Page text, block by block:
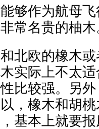
够作为航母
常名贵的柚木
北欧的橡木
实际上不太
比较强。另
，橡木和胡
基本上就要